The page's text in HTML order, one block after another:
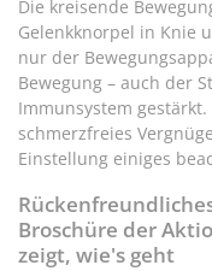
Die kreisende
Gelenkknorpel in Knie
nur der
Bewegung – auch der
Immunsystem
schmerzfreies
Einstellung einiges
Broschüre der
zeigt, wie's geht